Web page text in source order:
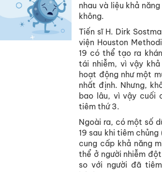
nhau và liệu khả
không.
Tiến sĩ H. Dirk
viện Houston
19 có thể tạo ra
tái nhiễm, vì vậy
hoạt động như một
nhất định. Nhưng,
bao lâu, vì vậy cuối
tiêm thứ 3.
Ngoài ra, có một số
19 sau khi tiêm
cung cấp khả năng
thể ở người nhiễm
so với người đã